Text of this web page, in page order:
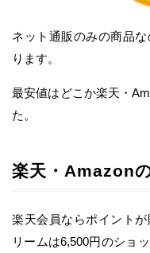
ネット通販のみの商品
ります。
最安値はどこか楽天・
た。
楽天・Amazon
楽天会員ならポイント
リームは6,500円のショ